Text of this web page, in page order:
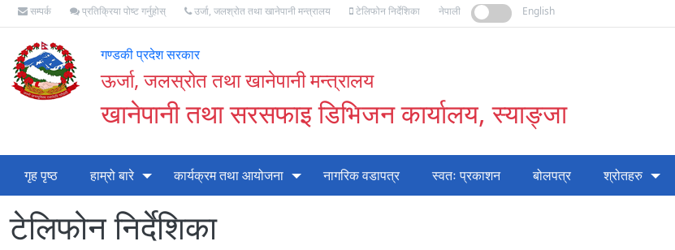
सम्पर्क प्रतिक्रिया पोष्ट गर्नुहोस् उर्जा, जलश्रोत तथा खानेपानी मन्त्रालय टेलिफोन निर्देशिका नेपाली English
गण्डकी प्रदेश सरकार
ऊर्जा, जलस्रोत तथा खानेपानी मन्त्रालय
खानेपानी तथा सरसफाइ डिभिजन कार्यालय, स्याङ्जा
गृह पृष्ठ हाम्रो बारे कार्यक्रम तथा आयोजना नागरिक वडापत्र स्वतः प्रकाशन बोलपत्र श्रोतहरु
टेलिफोन निर्देशिका